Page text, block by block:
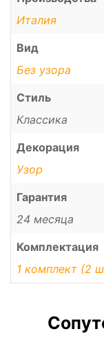
Италия
Вид
Без узора
Стиль
Классика
Декорация
Узор
Гарантия
24 месяца
Комплектация
1 комплект (2